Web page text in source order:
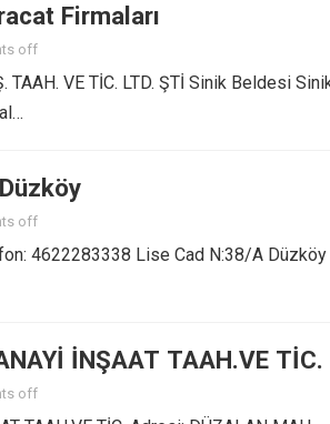
Firmaları
off
TAAH. VE TİC. LTD. ŞTİ Sinik Beldesi
off
4622283338 Lise Cad N:38/A Düzköy
İNŞAAT TAAH.VE TİC.
off